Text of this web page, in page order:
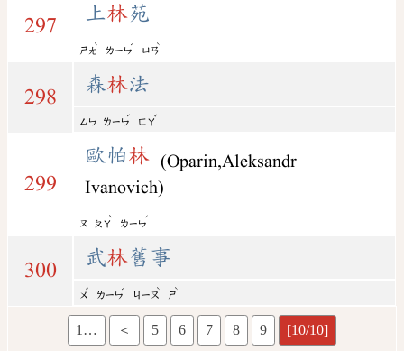
297
上林苑
ㄕㄤ
ˋ
ㄌㄧㄣ
ˊ
ㄩㄢ
ˋ
298
森林法
ㄙㄣ ㄌㄧㄣ
ˊ
ㄈㄚ
ˇ
299
歐帕林 (Oparin,Aleksandr
Ivanovich)
ㄡ ㄆㄚ
ˋ
ㄌㄧㄣ
ˊ
300
武林舊事
ㄨ
ˇ
ㄌㄧㄣ
ˊ
ㄐㄧㄡ
ˋ
ㄕ
ˋ
1… ＜ 5 6 7 8 9 [10/10]